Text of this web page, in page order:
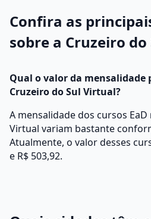
Confira as
sobre a Cruzeiro
Qual o valor da mensalidade
Cruzeiro do Sul Virtual?
A mensalidade dos cursos
Virtual variam bastante
Atualmente, o valor desses
e R$ 503,92.